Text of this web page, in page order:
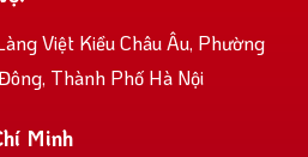
Việt Kiều Châu Âu, Phường
Thành Phố Hà Nội
Minh